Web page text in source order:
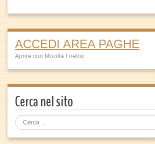
ACCEDI AREA PAGHE
Aprire con Mozilla Firefox
Cerca nel sito